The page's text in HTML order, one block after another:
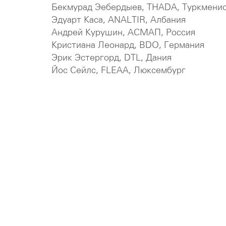
Бекмурад Эебердыев, THADA,
Эдуарт Каса, ANALTIR, Албания
Андрей Курушин, АСМАП, Россия
Кристиана Леонард, BDO, Германия
Эрик Эстергорд, DTL, Дания
Йос Сейлс, FLEAA, Люксембург